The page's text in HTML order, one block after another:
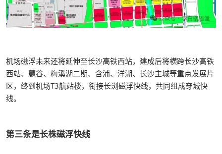
机场磁浮未来还将延伸至长沙高铁西站，建成后将横跨长沙高铁
西站、麓谷、梅溪湖二期、含浦、洋湖、长沙主城等重点发展片
区，终到机场T3航站楼，衔接长浏磁浮快线，共同组成穿城快
线。
第三条是长株磁浮快线